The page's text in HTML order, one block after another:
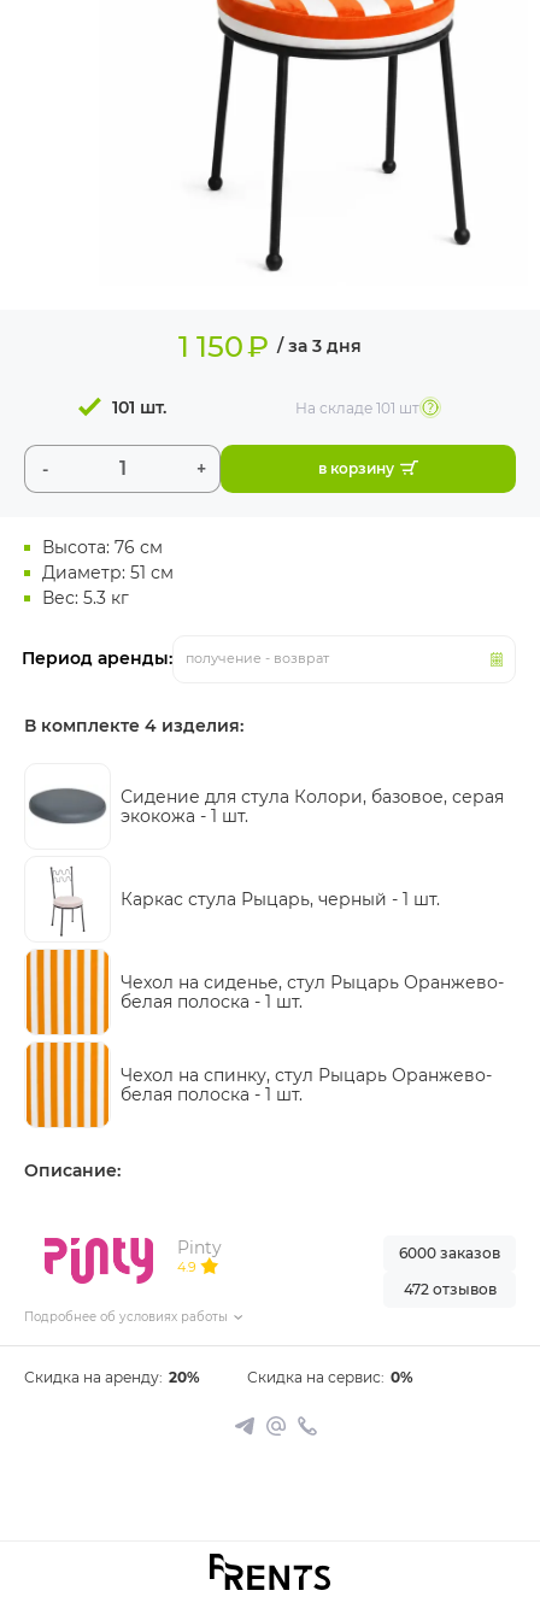
Высота: 76 см
Диаметр: 51 см
Вес: 5.3 кг
Период аренды: получение - возврат
1 150₽ / за 3 дня
- +
101 шт. На складе101 шт
в корзину
В комплекте 4 изделия:
Сидение для стула Колори, базовое, серая
экокожа - 1 шт.
Каркас стула Рыцарь, черный - 1 шт.
Чехол на сиденье, стул Рыцарь Оранжево-
белая полоска - 1 шт.
Чехол на спинку, стул Рыцарь Оранжево-
белая полоска - 1 шт.
Описание:
Pinty
4.9
Подробнее об условиях работы
6000 заказов
472 отзывов
Скидка на аренду: 20% Скидка на сервис: 0%